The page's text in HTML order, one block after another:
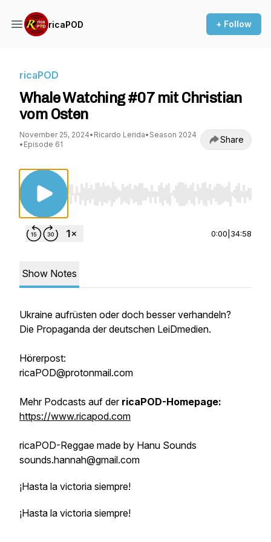
ricaPOD + Follow
ricaPOD
Whale Watching #07 mit Christian
vom Osten
November 25, 2024• Ricardo Lerida• Season 2024
• Episode 61 Share
Use Left/Right to seek, Home/End to jump
0:00 34:58
Show Notes
Ukraine aufrüsten oder doch besser verhandeln?
Die Propaganda der deutschen LeiDmedien.
Hörerpost:
ricaPOD@protonmail.com
Mehr Podcasts auf der ricaPOD-Homepage:
https://www.ricapod.com
ricaPOD-Reggae made by Hanu Sounds
sounds.hannah@gmail.com
¡Hasta la victoria siempre!
¡Hasta la victoria siempre!